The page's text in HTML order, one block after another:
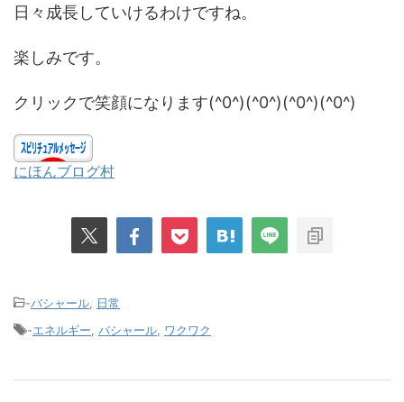
日々成長していけるわけですね。
楽しみです。
クリックで笑顔になります(^0^)(^0^)(^0^)(^0^)
にほんブログ村
-バシャール
日常
-エネルギー バシャール ワクワク